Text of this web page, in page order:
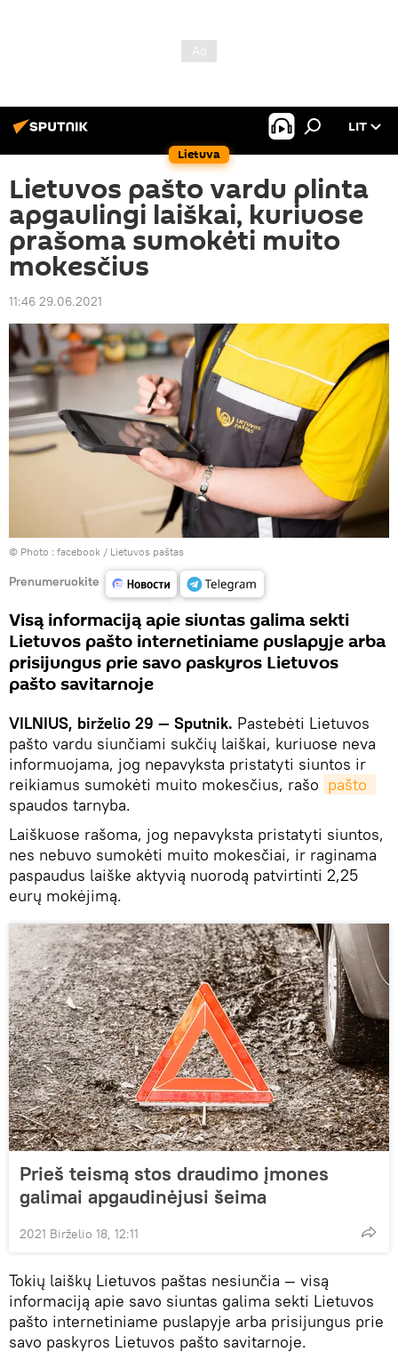
Lietuva
LIT
Lietuvos pašto vardu plinta
apgaulingi laiškai, kuriuose
prašoma sumokėti muito
mokesčius
11:46 29.06.2021
© Photo : facebook / Lietuvos paštas
Prenumeruokite
Visą informaciją apie siuntas galima sekti
Lietuvos pašto internetiniame puslapyje arba
prisijungus prie savo paskyros Lietuvos
pašto savitarnoje
VILNIUS, birželio 29 — Sputnik. Pastebėti Lietuvos
pašto vardu siunčiami sukčių laiškai, kuriuose neva
informuojama, jog nepavyksta pristatyti siuntos ir
reikiamus sumokėti muito mokesčius, rašo
spaudos tarnyba.
Laiškuose rašoma, jog nepavyksta pristatyti siuntos,
nes nebuvo sumokėti muito mokesčiai, ir raginama
paspaudus laiške aktyvią nuorodą patvirtinti 2,25
eurų mokėjimą.
Prieš teismą stos draudimo įmones
galimai apgaudinėjusi šeima
2021 Birželio 18, 12:11
Tokių laiškų Lietuvos paštas nesiunčia — visą
informaciją apie savo siuntas galima sekti Lietuvos
pašto internetiniame puslapyje arba prisijungus prie
savo paskyros Lietuvos pašto savitarnoje.